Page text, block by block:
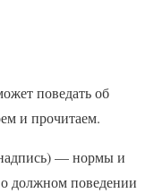
поведать об
и прочитаем.
— нормы и
должном поведении